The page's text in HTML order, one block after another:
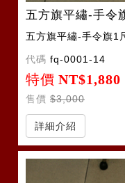
五方旗平繡-手令
五方旗平繡-手令旗1
代碼 fq-0001-14
特價 NT$1,880
售價 $3,000
詳細介紹